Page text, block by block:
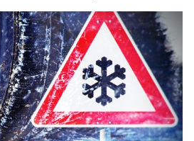
dni?